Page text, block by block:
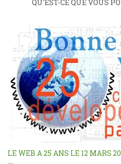
QU'EST-CE QUE VOUS
LE WEB A 25 ANS LE 12 MARS